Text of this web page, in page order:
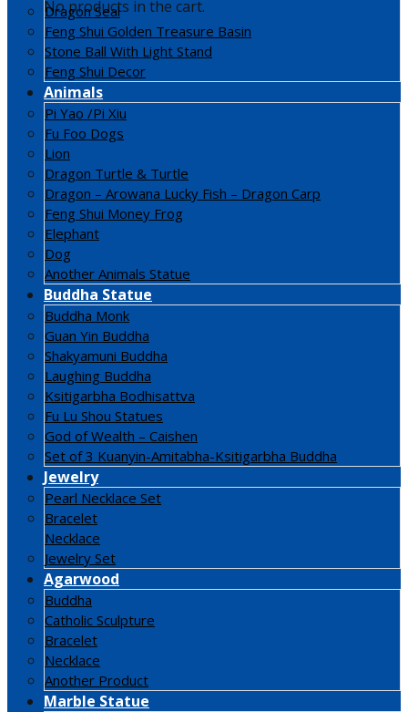
No products in the cart.
Dragon Seal
Feng Shui Golden Treasure Basin
Stone Ball With Light Stand
Feng Shui Decor
Animals
Pi Yao /Pi Xiu
Fu Foo Dogs
Lion
Dragon Turtle & Turtle
Dragon – Arowana Lucky Fish – Dragon Carp
Feng Shui Money Frog
Elephant
Dog
Another Animals Statue
Buddha Statue
Buddha Monk
Guan Yin Buddha
Shakyamuni Buddha
Laughing Buddha
Ksitigarbha Bodhisattva
Fu Lu Shou Statues
God of Wealth – Caishen
Set of 3 Kuanyin-Amitabha-Ksitigarbha Buddha
Jewelry
Pearl Necklace Set
Bracelet
Necklace
Jewelry Set
Agarwood
Buddha
Catholic Sculpture
Bracelet
Necklace
Another Product
Marble Statue